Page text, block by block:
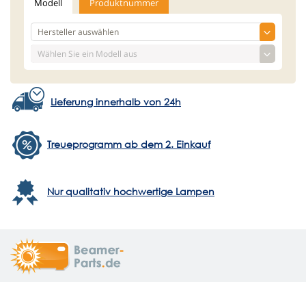
Modell Produktnummer
Lieferung innerhalb von 24h
Treueprogramm ab dem 2. Einkauf
Nur qualitativ hochwertige Lampen